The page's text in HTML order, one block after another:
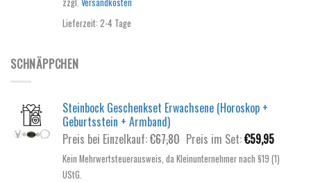
Lieferzeit: 2-4 Tage
SCHNÄPPCHEN
Steinbock Geschenkset Erwachsene (Horoskop +
Geburtsstein + Armband)
Preis bei Einzelkauf:€67,80 Ursprünglicher
Preis
war:
Preis im Set:€59,95
Preis
ist:
Kein Mehrwertsteuerausweis, da Kleinunternehmer nach §19 (1)
UStG.